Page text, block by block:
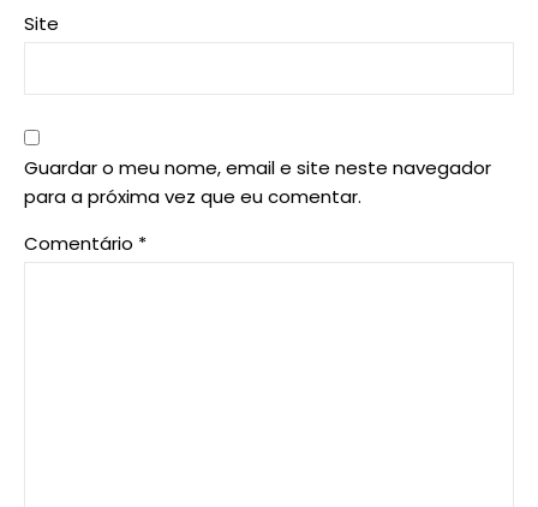
Site
Guardar o meu nome, email e site neste navegador
para a próxima vez que eu comentar.
Comentário *